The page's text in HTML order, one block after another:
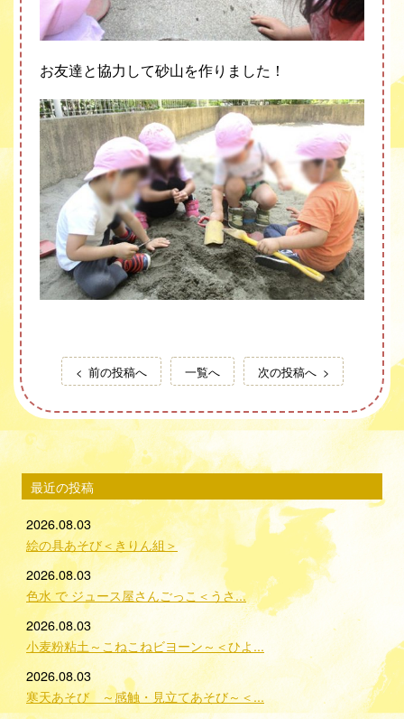
お友達と協力して砂山を作りました！
前の投稿へ 一覧へ 次の投稿へ
最近の投稿
2026.08.03
絵の具あそび＜きりん組＞
2026.08.03
色水 で ジュース屋さんごっこ＜うさ...
2026.08.03
小麦粉粘土～こねこねビヨーン～＜ひよ...
2026.08.03
寒天あそび ～感触・見立てあそび～＜...